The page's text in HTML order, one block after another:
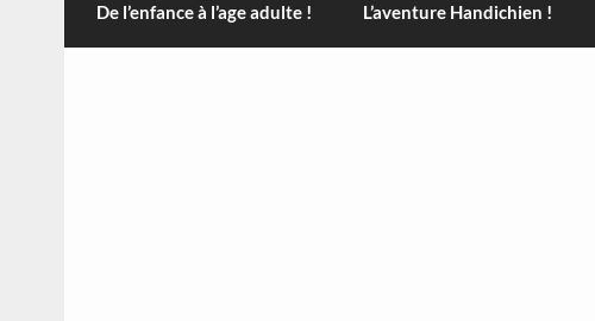
De l’enfance à l’age adulte ! L’aventure Handichien !